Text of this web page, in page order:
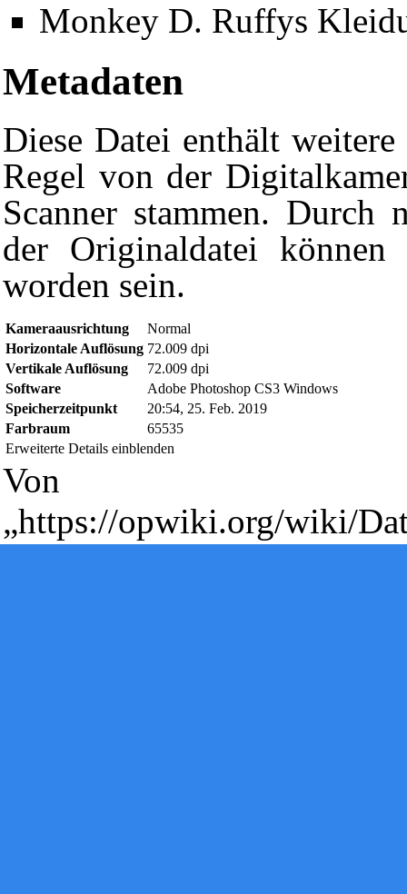
Monkey D. Ruffys
Metadaten
Diese Datei enthält
Regel von der
Scanner stammen. Durch
der Originaldatei
worden sein.
Kameraausrichtung
Normal
Horizontale Auflösung 72.009 dpi
Vertikale Auflösung
72.009 dpi
Software
Adobe Photoshop CS3 Windows
Speicherzeitpunkt
20:54, 25. Feb. 2019
Farbraum
65535
Erweiterte Details einblenden
Von
„https://opwiki.org/wiki/
Diese Seite wurde zuletzt am 25. Februar 2019 um 22:05 Uhr
Powered by Computer-Base
Datenschutz-Optionen